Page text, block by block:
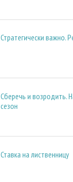
Стратегически важно.
Сберечь и возродить.
сезон
Ставка на лиственницу